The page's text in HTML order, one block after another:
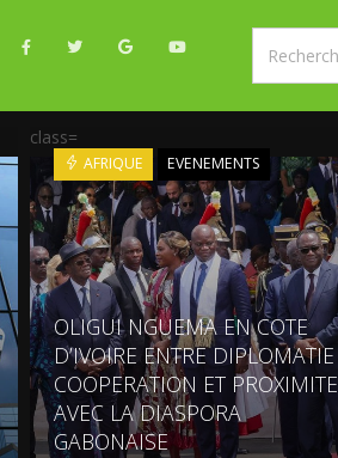
class=
AFRIQUE EVENEMENTS
OLIGUI NGUEMA EN COTE
D’IVOIRE ENTRE DIPLOMATIE
COOPERATION ET PROXIMITE
AVEC LA DIASPORA
GABONAISE